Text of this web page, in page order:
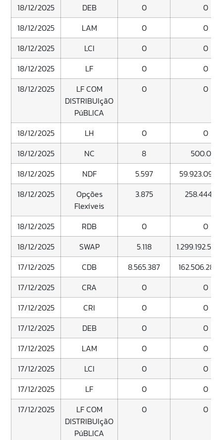
18/12/2025 DEB 0
0
18/12/2025
LAM 0
0
18/12/2025
LCI 0
0
18/12/2025
LF 0
0
18/12/2025
LF COM
DISTRIBUIçãO
PúBLICA
0 0
18/12/2025 LH 0
0
18/12/2025
NC 8
500.000
18/12/2025
NDF 5.597
18/12/2025
Opções
Flexíveis
3.875
18/12/2025 RDB 0
0
18/12/2025
SWAP 5.118
17/12/2025
CDB 8.565.387
17/12/2025
CRA 0
0
17/12/2025
CRI 0
0
17/12/2025
DEB 0
0
17/12/2025
LAM 0
0
17/12/2025
LCI 0
0
17/12/2025
LF 0
0
17/12/2025
LF COM
DISTRIBUIçãO
PúBLICA
0 0